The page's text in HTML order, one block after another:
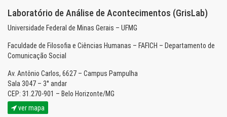
Laboratório de Análise de Acontecimentos (GrisLab)
Universidade Federal de Minas Gerais – UFMG
Faculdade de Filosofia e Ciências Humanas – FAFICH – Departamento de
Comunicação Social
Av. Antônio Carlos, 6627 – Campus Pampulha
Sala 3047 – 3° andar
CEP: 31.270-901 – Belo Horizonte/MG
ver mapa